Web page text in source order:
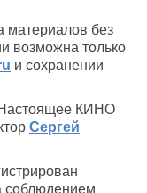
материалов без
возможна только
и сохранении
Настоящее КИНО
Сергей
соблюдением